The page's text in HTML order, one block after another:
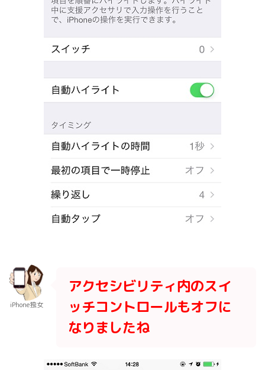
iPhone独女
アクセシビリティ内のスイ
ッチコントロールもオフに
なりましたね